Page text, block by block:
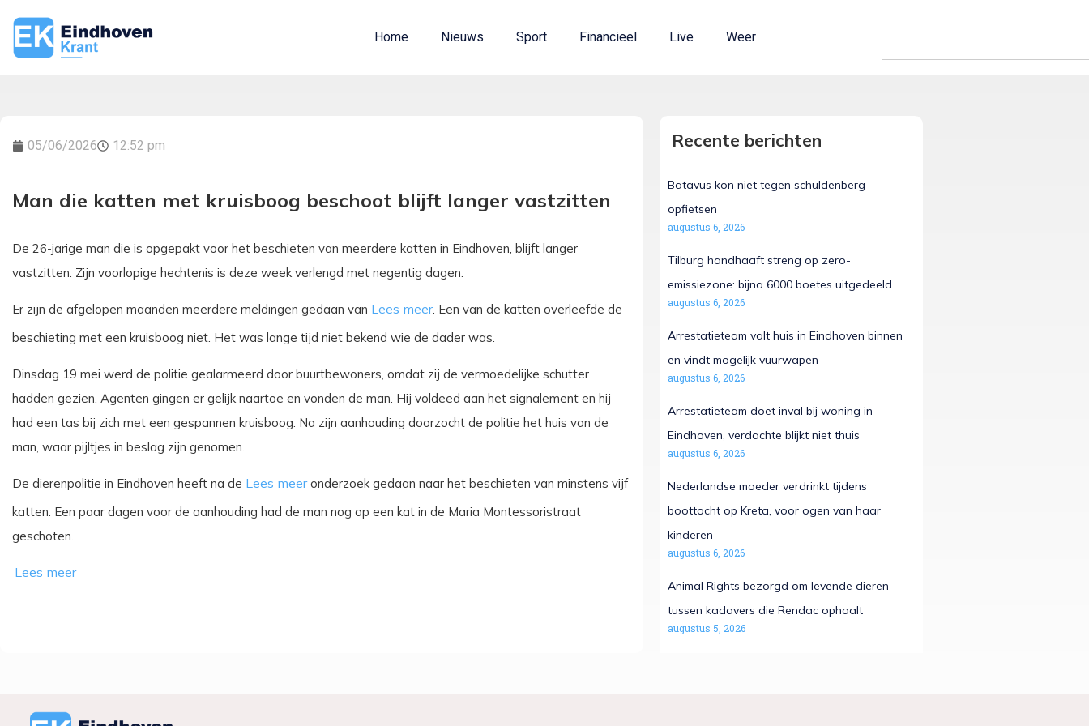
Home Nieuws Sport Financieel Live Weer
05/06/2026 12:52 pm
Man die katten met kruisboog beschoot blijft langer vastzitten
De 26-jarige man die is opgepakt voor het beschieten van meerdere katten in Eindhoven, blijft langer
vastzitten. Zijn voorlopige hechtenis is deze week verlengd met negentig dagen.
Er zijn de afgelopen maanden meerdere meldingen gedaan van
. Een van de katten overleefde de
beschieting met een kruisboog niet. Het was lange tijd niet bekend wie de dader was.
Dinsdag 19 mei werd de politie gealarmeerd door buurtbewoners, omdat zij de vermoedelijke schutter
hadden gezien. Agenten gingen er gelijk naartoe en vonden de man. Hij voldeed aan het signalement en hij
had een tas bij zich met een gespannen kruisboog. Na zijn aanhouding doorzocht de politie het huis van de
man, waar pijltjes in beslag zijn genomen.
De dierenpolitie in Eindhoven heeft na de
onderzoek gedaan naar het beschieten van minstens vijf
katten. Een paar dagen voor de aanhouding had de man nog op een kat in de Maria Montessoristraat
geschoten.
Recente berichten
Batavus kon niet tegen schuldenberg
opfietsen
augustus 6, 2026
Tilburg handhaaft streng op zero-
emissiezone: bijna 6000 boetes uitgedeeld
augustus 6, 2026
Arrestatieteam valt huis in Eindhoven binnen
en vindt mogelijk vuurwapen
augustus 6, 2026
Arrestatieteam doet inval bij woning in
Eindhoven, verdachte blijkt niet thuis
augustus 6, 2026
Nederlandse moeder verdrinkt tijdens
boottocht op Kreta, voor ogen van haar
kinderen
augustus 6, 2026
Animal Rights bezorgd om levende dieren
tussen kadavers die Rendac ophaalt
augustus 5, 2026